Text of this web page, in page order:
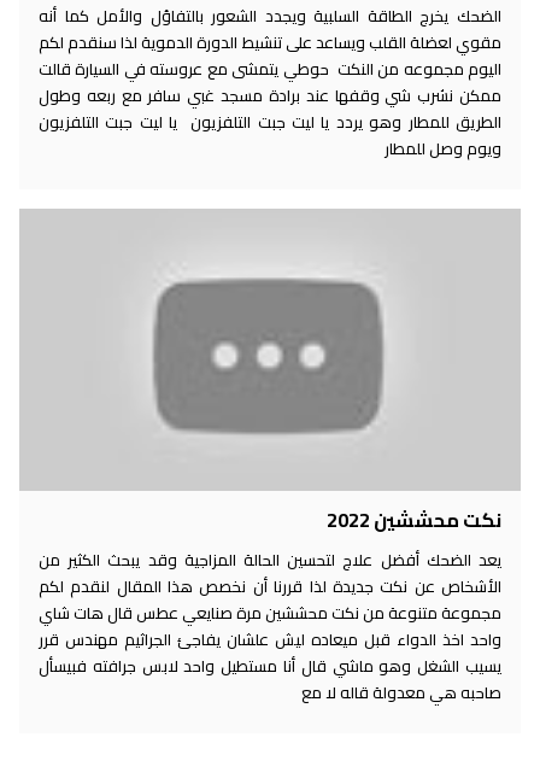
الضحك يخرج الطاقة السلبية ويجدد الشعور بالتفاؤل والأمل كما أنه
مقوي لعضلة القلب ويساعد على تنشيط الدورة الدموية لذا سنقدم لكم
اليوم مجموعه من النكت حوطي يتمشى مع عروسته في السيارة قالت
ممكن نشرب شي وقفها عند برادة مسجد غبي سافر مع ربعه وطول
الطريق للمطار وهو يردد يا ليت جبت التلفزيون يا ليت جبت التلفزيون
ويوم وصل للمطار
نكت محششين 2022
يعد الضحك أفضل علاج لتحسين الحالة المزاجية وقد يبحث الكثير من
الأشخاص عن نكت جديدة لذا قررنا أن نخصص هذا المقال لنقدم لكم
مجموعة متنوعة من نكت محششين مرة صنايعي عطس قال هات شاي
واحد اخذ الدواء قبل ميعاده ليش علشان يفاجئ الجراثيم مهندس قرر
يسيب الشغل وهو ماشي قال أنا مستطيل واحد لابس جرافته فبيسأل
صاحبه هي معدولة قاله لا مع